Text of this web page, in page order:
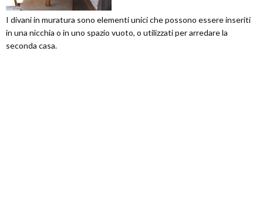
I divani in muratura sono elementi unici che possono essere inseriti
in una nicchia o in uno spazio vuoto, o utilizzati per arredare la
seconda casa.